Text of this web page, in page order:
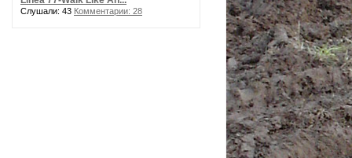
Слушали: 43 Комментарии: 28